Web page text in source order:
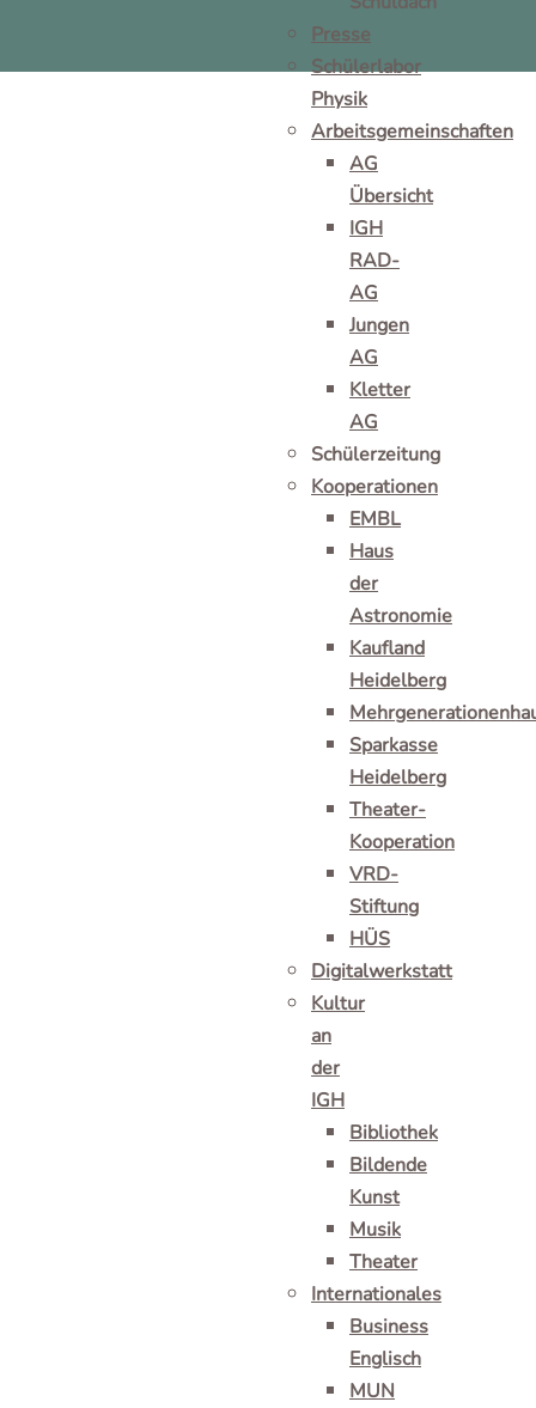
Presse
Schülerlabor
Physik
Arbeitsgemeinschaften
AG
Übersicht
IGH
RAD-
AG
Jungen
AG
Kletter
AG
Schülerzeitung
Kooperationen
EMBL
Haus
der
Astronomie
Kaufland
Heidelberg
Sparkasse
Heidelberg
Theater-
Kooperation
VRD-
Stiftung
HÜS
Digitalwerkstatt
Kultur
an
der
IGH
Bibliothek
Bildende
Kunst
Musik
Theater
Internationales
Business
Englisch
MUN